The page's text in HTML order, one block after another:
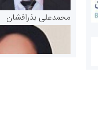
محمدعلی بذرافشان